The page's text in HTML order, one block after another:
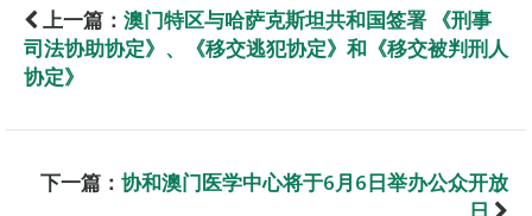
上一篇： 澳门特区与哈萨克斯坦共和国签署 《刑事
司法协助协定》、《移交逃犯协定》和《移交被判刑人
协定》
下一篇： 协和澳门医学中心将于6月6日举办公众开放
日